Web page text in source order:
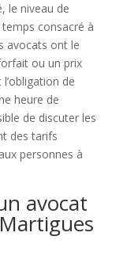
le niveau de
consacré à
avocats ont le
ou un prix
de
heure de
de discuter les
des tarifs
personnes à
avocat